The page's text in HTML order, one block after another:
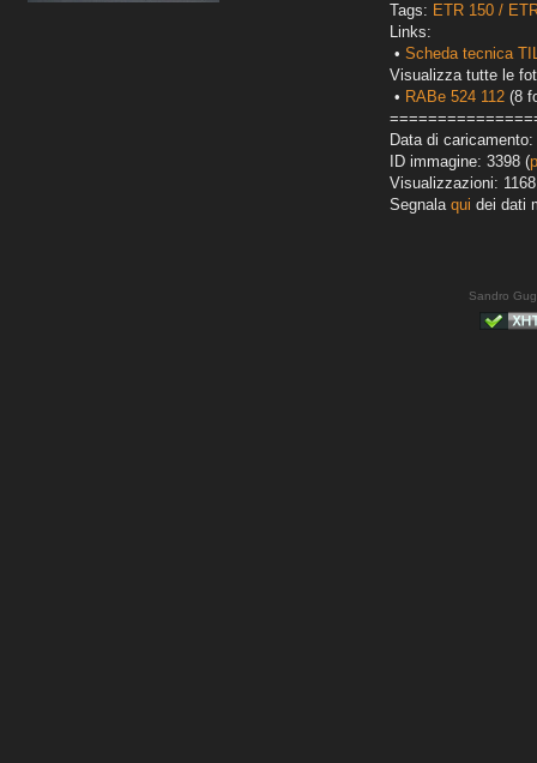
Tags: ETR 150 /
Links:
• Scheda tecnica
Visualizza tutte le
• RABe 524 112 (8
Data di
ID immagine: 3398 (
Visualizzazioni: 1168
Segnala qui dei dati
Sandro